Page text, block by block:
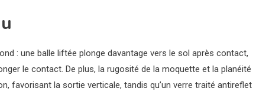
: une balle liftée plonge davantage vers le sol après contact,
le contact. De plus, la rugosité de la moquette et la planéité
favorisant la sortie verticale, tandis qu’un verre traité antireflet